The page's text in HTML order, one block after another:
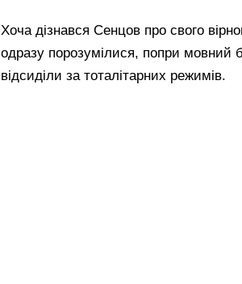
Хоча дізнався Сенцов про свого
одразу порозумілися, попри мовний
відсиділи за тоталітарних режимів.